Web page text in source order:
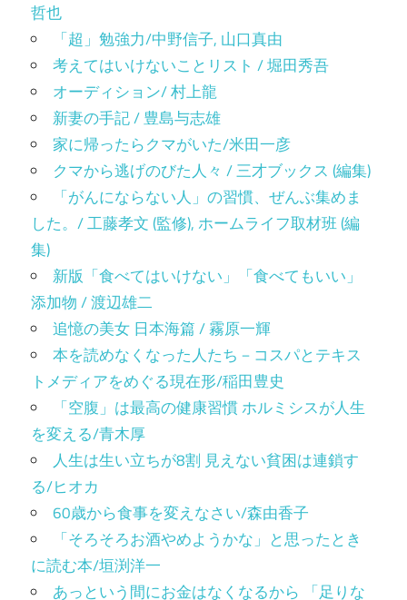
哲也
「超」勉強力/中野信子, 山口真由
考えてはいけないことリスト / 堀田秀吾
オーディション/ 村上龍
新妻の手記 / 豊島与志雄
家に帰ったらクマがいた/米田一彦
クマから逃げのびた人々 / 三才ブックス (編集)
「がんにならない人」の習慣、ぜんぶ集めま
した。/ 工藤孝文 (監修), ホームライフ取材班 (編
集)
新版「食べてはいけない」「食べてもいい」
添加物 / 渡辺雄二
追憶の美女 日本海篇 / 霧原一輝
本を読めなくなった人たち－コスパとテキス
トメディアをめぐる現在形/稲田豊史
「空腹」は最高の健康習慣 ホルミシスが人生
を変える/青木厚
人生は生い立ちが8割 見えない貧困は連鎖す
る/ヒオカ
60歳から食事を変えなさい/森由香子
「そろそろお酒やめようかな」と思ったとき
に読む本/垣渕洋一
あっという間にお金はなくなるから 「足りな